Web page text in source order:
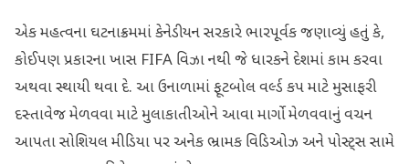
એક મહત્વના ઘટનાક્રમમાં કેનેડીયન સરકારે ભારપૂર્વક જણાવ્યું હતું કે,
કોઈપણ પ્રકારના ખાસ FIFA વિઝા નથી જે ધારકને દેશમાં કામ કરવા
અથવા સ્થાયી થવા દે. આ ઉનાળામાં ફૂટબોલ વર્લ્ડ કપ માટે મુસાફરી
દસ્તાવેજ મેળવવા માટે મુલાકાતીઓને આવા માર્ગો મેળવવાનું વચન
આપતા સોશિયલ મીડિયા પર અનેક ભ્રામક વિડિઓઝ અને પોસ્ટ્સ સામે